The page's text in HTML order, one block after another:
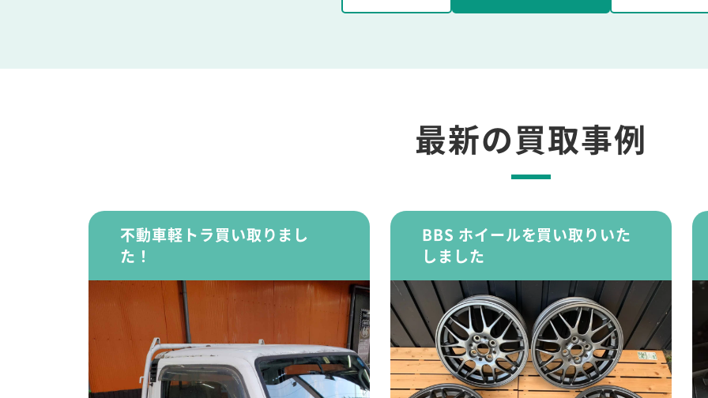
最新の買取事例
不動車軽トラ買い取りまし
た！
BBS ホイールを買い取りいた
しました